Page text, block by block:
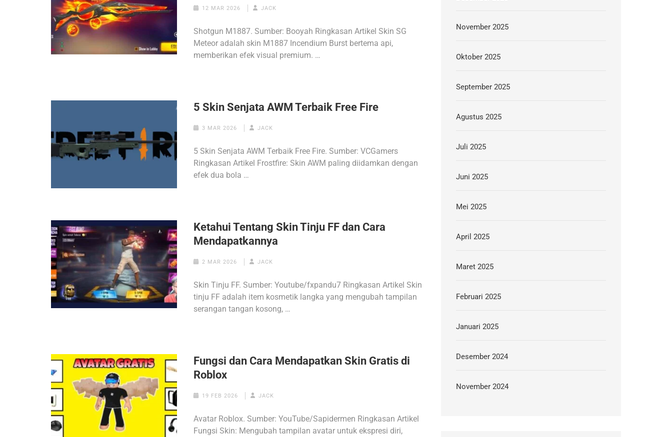
12 MAR 2026 JACK
Shotgun M1887. Sumber: Booyah Ringkasan Artikel Skin SG
Meteor adalah skin M1887 Incendium Burst bertema api,
memberikan efek visual premium. …
5 Skin Senjata AWM Terbaik Free Fire
3 MAR 2026 JACK
5 Skin Senjata AWM Terbaik Free Fire. Sumber: VCGamers
Ringkasan Artikel Frostfire: Skin AWM paling diidamkan dengan
efek dua bola …
Ketahui Tentang Skin Tinju FF dan Cara
Mendapatkannya
2 MAR 2026 JACK
Skin Tinju FF. Sumber: Youtube/fxpandu7 Ringkasan Artikel Skin
tinju FF adalah item kosmetik langka yang mengubah tampilan
serangan tangan kosong, …
Fungsi dan Cara Mendapatkan Skin Gratis di
Roblox
19 FEB 2026 JACK
Avatar Roblox. Sumber: YouTube/Sapidermen Ringkasan Artikel
Fungsi Skin: Mengubah tampilan avatar untuk ekspresi diri,
November 2025
Oktober 2025
September 2025
Agustus 2025
Juli 2025
Juni 2025
Mei 2025
April 2025
Maret 2025
Februari 2025
Januari 2025
Desember 2024
November 2024